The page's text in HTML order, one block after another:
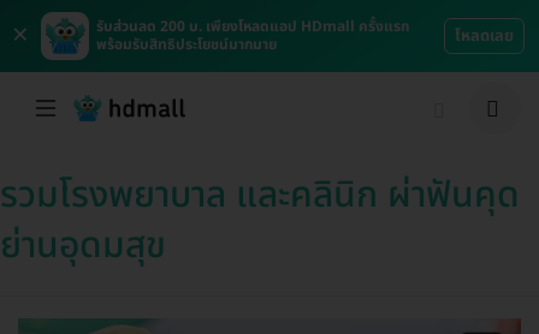
×
รับส่วนลด 200 บ. เพียงโหลดแอป HDmall ครั้งแรก
พร้อมรับสิทธิประโยชน์มากมาย
โหลดเลย
รวมโรงพยาบาล และคลินิก ผ่าฟันคุด
ย่านอุดมสุข